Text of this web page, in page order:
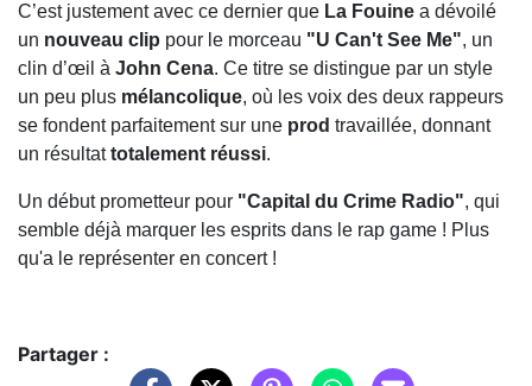
C’est justement avec ce dernier que La Fouine a dévoilé
un nouveau clip pour le morceau "U Can't See Me", un
clin d’œil à John Cena. Ce titre se distingue par un style
un peu plus mélancolique, où les voix des deux rappeurs
se fondent parfaitement sur une prod travaillée, donnant
un résultattotalement réussi.
Un début prometteur pour "Capital du Crime Radio", qui
semble déjà marquer les esprits dans le rap game ! Plus
qu'a le représenter en concert !
Partager :